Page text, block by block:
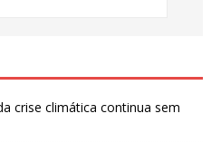
crise climática continua sem